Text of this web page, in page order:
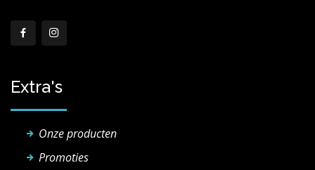
Extra's
Onze producten
Promoties